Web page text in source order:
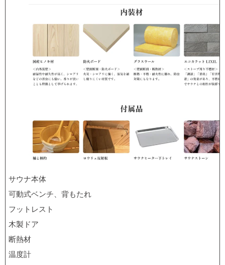
サウナ本体
可動式ベンチ、背もたれ
フットレスト
木製ドア
断熱材
温度計